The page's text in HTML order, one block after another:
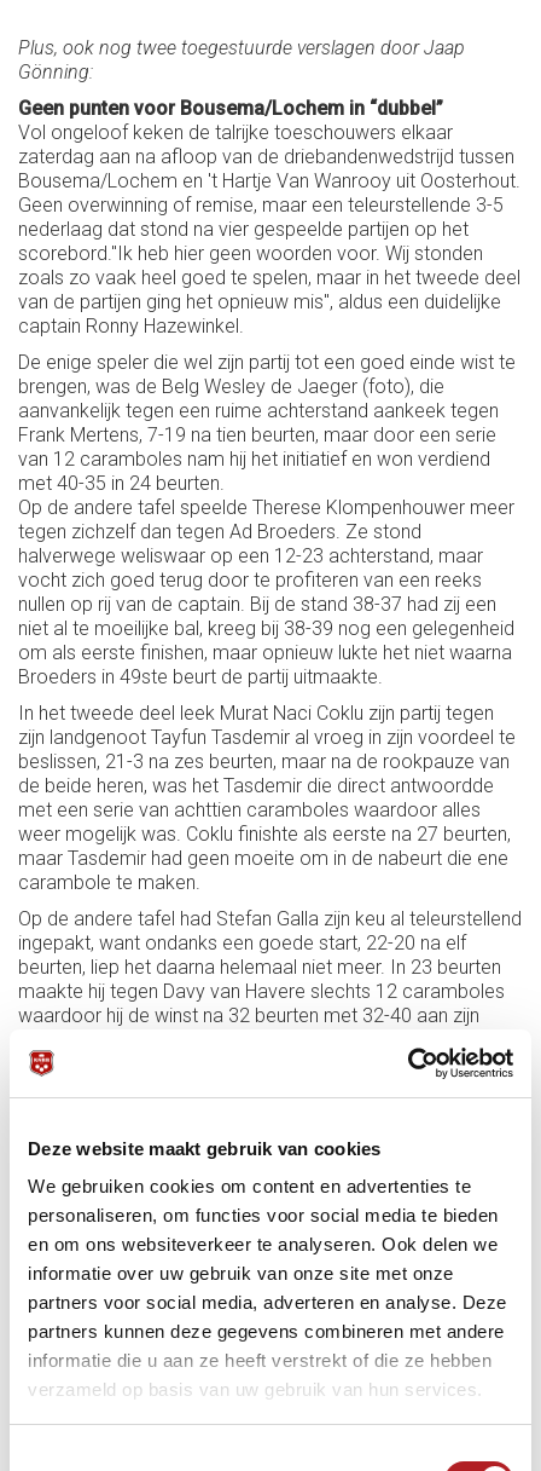
Deze website maakt gebruik van cookies
We gebruiken cookies om content en advertenties te
personaliseren, om functies voor social media te bieden
en om ons websiteverkeer te analyseren. Ook delen we
informatie over uw gebruik van onze site met onze
partners voor social media, adverteren en analyse. Deze
partners kunnen deze gegevens combineren met andere
informatie die u aan ze heeft verstrekt of die ze hebben
verzameld op basis van uw gebruik van hun services.
Plus, ook nog twee toegestuurde verslagen door Jaap
Gönning:
Geen punten voor Bousema/Lochem in “dubbel”
Vol ongeloof keken de talrijke toeschouwers elkaar
zaterdag aan na afloop van de driebandenwedstrijd tussen
Bousema/Lochem en 't Hartje Van Wanrooy uit Oosterhout.
Geen overwinning of remise, maar een teleurstellende 3-5
nederlaag dat stond na vier gespeelde partijen op het
scorebord."Ik heb hier geen woorden voor. Wij stonden
zoals zo vaak heel goed te spelen, maar in het tweede deel
van de partijen ging het opnieuw mis", aldus een duidelijke
captain Ronny Hazewinkel.
De enige speler die wel zijn partij tot een goed einde wist te
brengen, was de Belg Wesley de Jaeger (foto), die
aanvankelijk tegen een ruime achterstand aankeek tegen
Frank Mertens, 7-19 na tien beurten, maar door een serie
van 12 caramboles nam hij het initiatief en won verdiend
met 40-35 in 24 beurten.
Op de andere tafel speelde Therese Klompenhouwer meer
tegen zichzelf dan tegen Ad Broeders. Ze stond
halverwege weliswaar op een 12-23 achterstand, maar
vocht zich goed terug door te profiteren van een reeks
nullen op rij van de captain. Bij de stand 38-37 had zij een
niet al te moeilijke bal, kreeg bij 38-39 nog een gelegenheid
om als eerste finishen, maar opnieuw lukte het niet waarna
Broeders in 49ste beurt de partij uitmaakte.
In het tweede deel leek Murat Naci Coklu zijn partij tegen
zijn landgenoot Tayfun Tasdemir al vroeg in zijn voordeel te
beslissen, 21-3 na zes beurten, maar na de rookpauze van
de beide heren, was het Tasdemir die direct antwoordde
met een serie van achttien caramboles waardoor alles
weer mogelijk was. Coklu finishte als eerste na 27 beurten,
maar Tasdemir had geen moeite om in de nabeurt die ene
carambole te maken.
Op de andere tafel had Stefan Galla zijn keu al teleurstellend
ingepakt, want ondanks een goede start, 22-20 na elf
beurten, liep het daarna helemaal niet meer. In 23 beurten
maakte hij tegen Davy van Havere slechts 12 caramboles
waardoor hij de winst na 32 beurten met 32-40 aan zijn
Ook zondag winst het team het tij niet te keren. Tegen
hekkensluiter TOVV 2 werd in Vlaardingen een 6-2
op naam van Stefan Galla die de Griek Konstantinos
Klompenhouwer moest op de andere tafel haar tweede
nederlaag van dit weekend incasseren, want Kay de Zwart
was met 40-33 in 31 beurten te sterk voor de
Wereldkampioene.
In het tweede deel van de partij verloor Markus Galla met
40-29 van Ronny Daniëls in 34 beurten en Muarat Naci
Coklu was duidelijk nog aangeslagen door de remise tegen
zijn landgenoot Tayfun Tasdemir, want dit keer was een
andere landgenoot hem wel de baas. Met 40-36 in 31
beurten trok Birol Uymaz namelijk aan het langste eind.
“Dit zijn twee teleurstellende uitslagen terwijl wij ons zoveel